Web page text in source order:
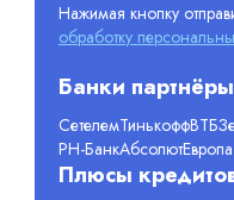
Нажимая кнопку
обработку
Банки
СетелемТинькоффВТБ
РН-БанкАбсолют
Плюсы